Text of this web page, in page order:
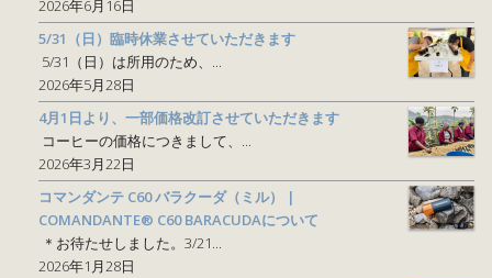
2026年6月16日
5/31（日）臨時休業させていただきます
5/31（日）は所用のため、...
2026年5月28日
4月1日より、一部価格改訂させていただきます
コーヒーの価格につきまして、...
2026年3月22日
コマンダンテ C60 バラクーダ（ミル） |
COMANDANTE® C60 BARACUDAについて
＊お待たせしました。3/21...
2026年1月28日